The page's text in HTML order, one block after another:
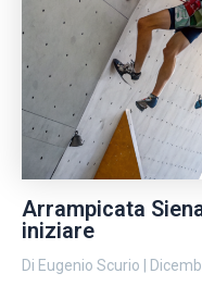
Arrampicata
iniziare
Di Eugenio Scurio